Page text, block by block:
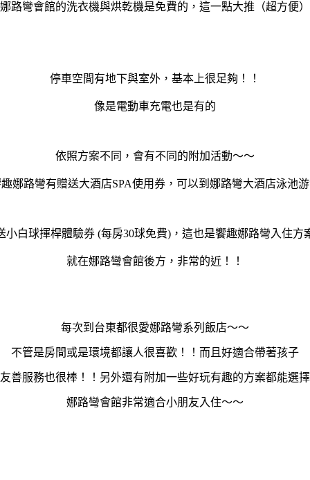
娜路彎會館的洗衣機與烘乾機是免費的，這一點大推（超方便）
停車空間有地下與室外，基本上很足夠！！
像是電動車充電也是有的
依照方案不同，會有不同的附加活動～～
娜路彎有贈送大酒店SPA使用券，可以到娜路彎大酒店泳池
小白球揮桿體驗券 (每房30球免費)，這也是饗趣娜路彎入住方
就在娜路彎會館後方，非常的近！！
每次到台東都很愛娜路彎系列飯店～～
不管是房間或是環境都讓人很喜歡！！而且好適合帶著孩子
善服務也很棒！！另外還有附加一些好玩有趣的方案都能選擇
娜路彎會館非常適合小朋友入住～～